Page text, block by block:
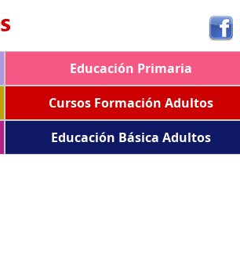
Educación Primaria
Cursos Formación Adultos
Educación Básica Adultos